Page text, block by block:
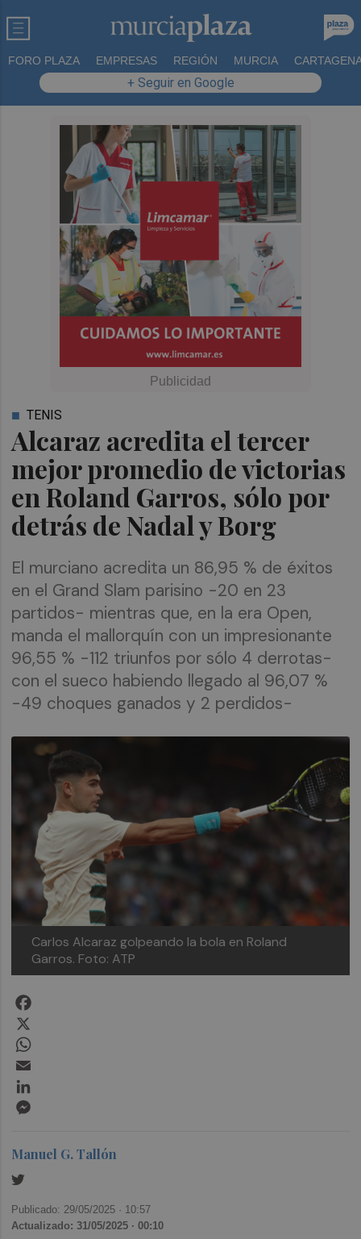
FORO PLAZA EMPRESAS REGIÓN MURCIA
+ Seguir en Google
Alcaraz acredita el tercer
mejor promedio de victorias
en Roland Garros, sólo por
detrás de Nadal y Borg
TENIS
El murciano acredita un 86,95 % de éxitos
en el Grand Slam parisino -20 en 23
partidos- mientras que, en la era Open,
manda el mallorquín con un impresionante
96,55 % -112 triunfos por sólo 4 derrotas-
con el sueco habiendo llegado al 96,07 %
-49 choques ganados y 2 perdidos-
Carlos Alcaraz golpeando la bola en Roland
Garros. Foto: ATP
Manuel G. Tallón
Publicado: 29/05/2025 · 10:57
Actualizado: 31/05/2025 · 00:10